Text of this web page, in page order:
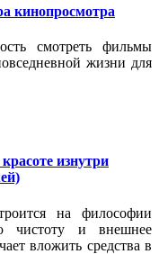
кинопросмотра
смотреть фильмы
жизни для
изнутри
на философии
чистоту и внешнее
вложить средства в